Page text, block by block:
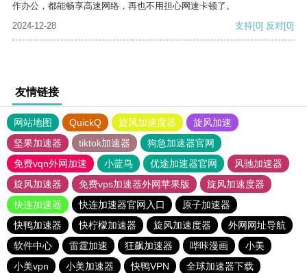
作办公，都能畅享高速网络，再也不用担心网速卡顿了。
2024-12-28
支持[0] 反对[0]
友情链接
网站地图 QuickQ 旋风加速度器
旋风加速
坚果加速器
tiktok加速器
狗急加速器官网
免费vqn外网加速
小蓝鸟 优途加速器官网
风驰加速器
旋风加速器
免费vps加速器外网苹果版
旋风加速度器
快连加速器
快连加速器官网入口
原子加速器
快鸭加速器
快柠檬加速器 旋风加速度器
外网网址导航
软件中心
雷霆加速 狂飙加速器 哔咔漫画
小美
小美vpn
小美加速器 快鸭VPN
全球加速器下载